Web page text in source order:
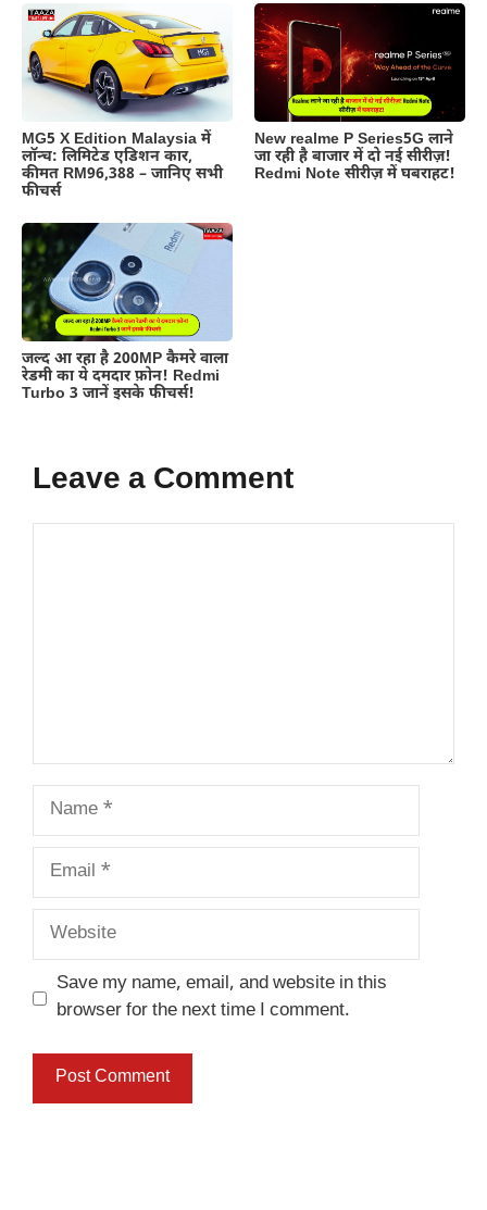
MG5 X Edition Malaysia में
लॉन्च: लिमिटेड एडिशन कार,
कीमत RM96,388 – जानिए सभी
फीचर्स
New realme P Series5G लाने
जा रही है बाजार में दो नई सीरीज़!
Redmi Note सीरीज़ में घबराहट!
जल्द आ रहा है 200MP कैमरे वाला
रेडमी का ये दमदार फ़ोन! Redmi
Turbo 3 जानें इसके फीचर्स!
Leave a Comment
Name
Email
Website
Save my name, email, and website in this
browser for the next time I comment.